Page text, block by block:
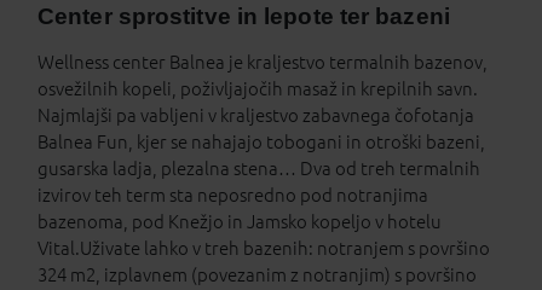
Center sprostitve in lepote ter bazeni
Wellness center Balnea je kraljestvo termalnih bazenov,
osvežilnih kopeli, poživljajočih masaž in krepilnih savn.
Najmlajši pa vabljeni v kraljestvo zabavnega čofotanja
Balnea Fun, kjer se nahajajo tobogani in otroški bazeni,
gusarska ladja, plezalna stena… Dva od treh termalnih
izvirov teh term sta neposredno pod notranjima
bazenoma, pod Knežjo in Jamsko kopeljo v hotelu
Vital.Uživate lahko v treh bazenih: notranjem s površino
324 m2, izplavnem (povezanim z notranjim) s površino